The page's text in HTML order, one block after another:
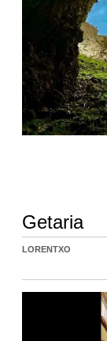
Getaria
LORENTXO